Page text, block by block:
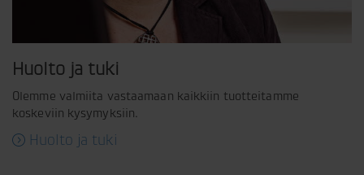
Huolto ja tuki
Olemme valmiita vastaamaan kaikkiin tuotteitamme
koskeviin kysymyksiin.
Huolto ja tuki